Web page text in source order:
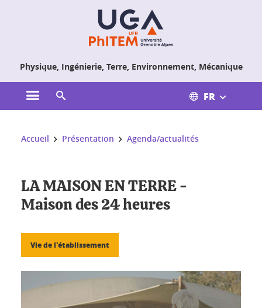
Physique, Ingénierie, Terre, Environnement, Mécanique
Ouvrir le menu principal FR
Vous êtes ici :
Accueil Présentation Agenda/actualités
LA MAISON EN TERRE -
Maison des 24 heures
Vie de l'établissement